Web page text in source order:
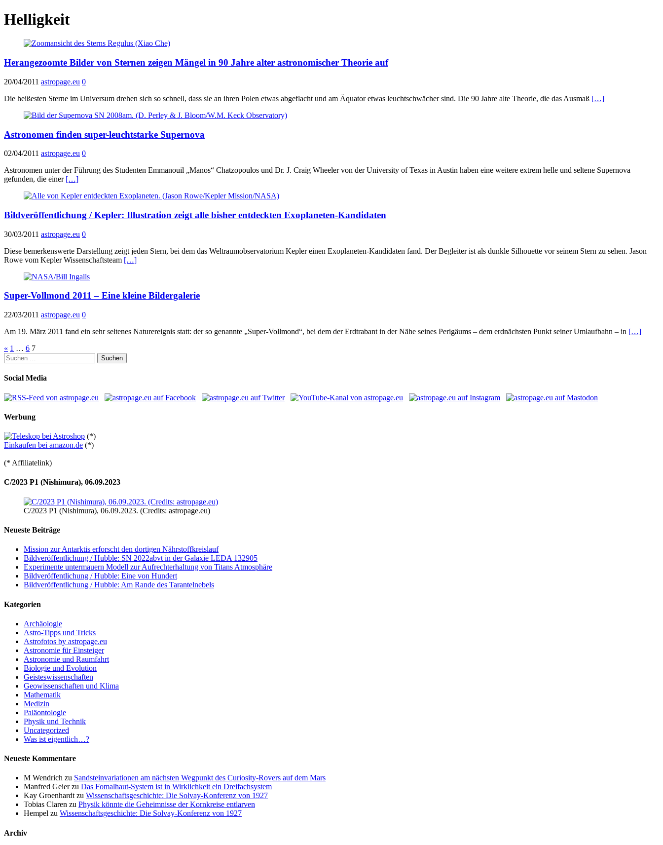
Helligkeit
Herangezoomte Bilder von Sternen zeigen Mängel in 90 Jahre alter astronomischer Theorie auf
20/04/2011 astropage.eu 0
Die heißesten Sterne im Universum drehen sich so schnell, dass sie an ihren Polen etwas abgeflacht und am Äquator etwas leuchtschwächer sind. Die 90 Jahre alte Theorie, die das Ausmaß […]
Astronomen finden super-leuchtstarke Supernova
02/04/2011 astropage.eu 0
Astronomen unter der Führung des Studenten Emmanouil „Manos“ Chatzopoulos und Dr. J. Craig Wheeler von der University of Texas in Austin haben eine weitere extrem helle und seltene Supernova
gefunden, die einer […]
Bildveröffentlichung / Kepler: Illustration zeigt alle bisher entdeckten Exoplaneten-Kandidaten
30/03/2011 astropage.eu 0
Diese bemerkenswerte Darstellung zeigt jeden Stern, bei dem das Weltraumobservatorium Kepler einen Exoplaneten-Kandidaten fand. Der Begleiter ist als dunkle Silhouette vor seinem Stern zu sehen. Jason
Rowe vom Kepler Wissenschaftsteam […]
Super-Vollmond 2011 – Eine kleine Bildergalerie
22/03/2011 astropage.eu 0
Am 19. März 2011 fand ein sehr seltenes Naturereignis statt: der so genannte „Super-Vollmond“, bei dem der Erdtrabant in der Nähe seines Perigäums – dem erdnächsten Punkt seiner Umlaufbahn – in […]
Seitennummerierung
der
Beiträge
« 1 … 6 7
Suchen
nach:
Social Media
Werbung
(*)
Einkaufen bei amazon.de (*)
(* Affiliatelink)
C/2023 P1 (Nishimura), 06.09.2023
C/2023 P1 (Nishimura), 06.09.2023. (Credits: astropage.eu)
Neueste Beiträge
Mission zur Antarktis erforscht den dortigen Nährstoffkreislauf
Bildveröffentlichung / Hubble: SN 2022abvt in der Galaxie LEDA 132905
Experimente untermauern Modell zur Aufrechterhaltung von Titans Atmosphäre
Bildveröffentlichung / Hubble: Eine von Hundert
Bildveröffentlichung / Hubble: Am Rande des Tarantelnebels
Kategorien
Archäologie
Astro-Tipps und Tricks
Astrofotos by astropage.eu
Astronomie für Einsteiger
Astronomie und Raumfahrt
Biologie und Evolution
Geisteswissenschaften
Geowissenschaften und Klima
Mathematik
Medizin
Paläontologie
Physik und Technik
Uncategorized
Was ist eigentlich…?
Neueste Kommentare
M Wendrich zu Sandsteinvariationen am nächsten Wegpunkt des Curiosity-Rovers auf dem Mars
Manfred Geierzu Das Fomalhaut-System ist in Wirklichkeit ein Dreifachsystem
Kay Groenhardt zu Wissenschaftsgeschichte: Die Solvay-Konferenz von 1927
Tobias Claren zu Physik könnte die Geheimnisse der Kornkreise entlarven
Hempel zu Wissenschaftsgeschichte: Die Solvay-Konferenz von 1927
Archiv